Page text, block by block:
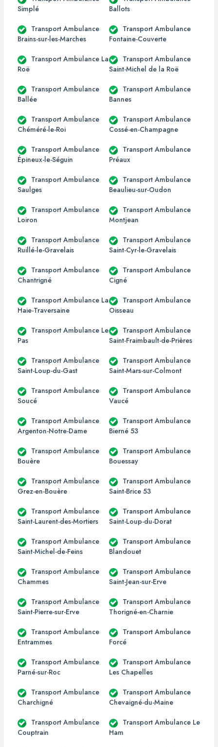
Simplé
Ballots
Transport Ambulance
Brains-sur-les-Marches
Transport Ambulance
Fontaine-Couverte
Transport Ambulance La
Roë
Transport Ambulance
Saint-Michel de la Roë
Transport Ambulance
Ballée
Transport Ambulance
Bannes
Transport Ambulance
Chéméré-le-Roi
Transport Ambulance
Cossé-en-Champagne
Transport Ambulance
Épineux-le-Séguin
Transport Ambulance
Préaux
Transport Ambulance
Saulges
Transport Ambulance
Beaulieu-sur-Oudon
Transport Ambulance
Loiron
Transport Ambulance
Montjean
Transport Ambulance
Ruillé-le-Gravelais
Transport Ambulance
Saint-Cyr-le-Gravelais
Transport Ambulance
Chantrigné
Transport Ambulance
Cigné
Transport Ambulance La
Haie-Traversaine
Transport Ambulance
Oisseau
Transport Ambulance Le
Pas
Transport Ambulance
Saint-Fraimbault-de-Prières
Transport Ambulance
Saint-Loup-du-Gast
Transport Ambulance
Saint-Mars-sur-Colmont
Transport Ambulance
Soucé
Transport Ambulance
Vaucé
Transport Ambulance
Argenton-Notre-Dame
Transport Ambulance
Bierné 53
Transport Ambulance
Bouère
Transport Ambulance
Bouessay
Transport Ambulance
Grez-en-Bouère
Transport Ambulance
Saint-Brice 53
Transport Ambulance
Saint-Laurent-des-Mortiers
Transport Ambulance
Saint-Loup-du-Dorat
Transport Ambulance
Saint-Michel-de-Feins
Transport Ambulance
Blandouet
Transport Ambulance
Chammes
Transport Ambulance
Saint-Jean-sur-Erve
Transport Ambulance
Saint-Pierre-sur-Erve
Transport Ambulance
Thorigné-en-Charnie
Transport Ambulance
Entrammes
Transport Ambulance
Forcé
Transport Ambulance
Parné-sur-Roc
Transport Ambulance
Les Chapelles
Transport Ambulance
Charchigné
Transport Ambulance
Chevaigné-du-Maine
Transport Ambulance
Couptrain
Transport Ambulance Le
Ham